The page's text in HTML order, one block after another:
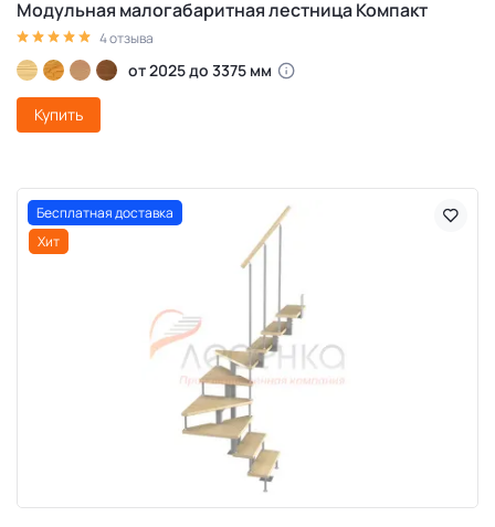
Модульная малогабаритная лестница Компакт
4 отзыва
от 2025 до 3375 мм
Купить
Бесплатная доставка
Хит